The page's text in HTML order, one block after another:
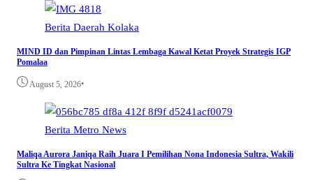
Berita Daerah Kolaka
MIND ID dan Pimpinan Lintas Lembaga Kawal Ketat Proyek Strategis IGP
Pomalaa
August 5, 2026•
Berita Metro News
Maliqa Aurora Janiqa Raih Juara I Pemilihan Nona Indonesia Sultra, Wakili
Sultra Ke Tingkat Nasional